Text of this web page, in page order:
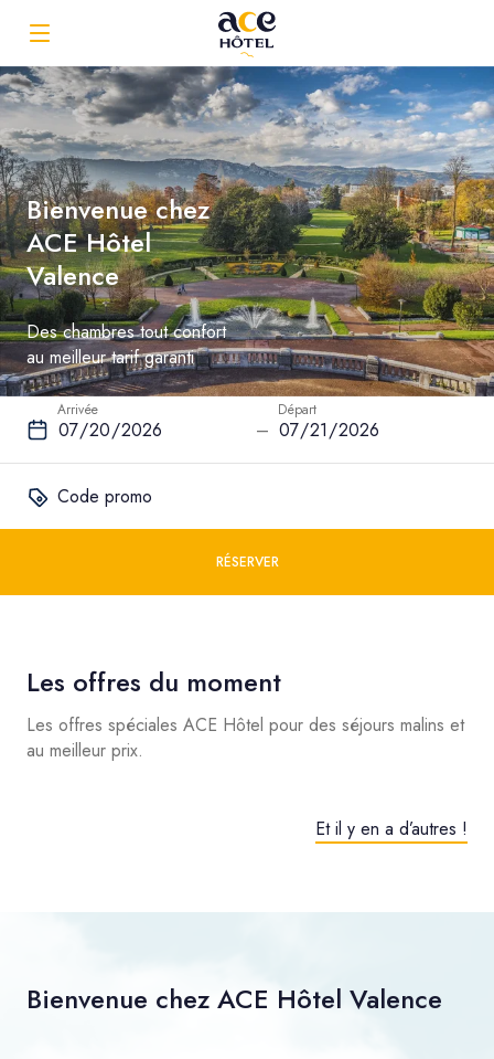
Bienvenue chez
ACE Hôtel
Valence
Des chambres tout confort
au meilleur tarif garanti
Arrivée
–
Départ
Code promo
RÉSERVER
Les offres du moment
Les offres spéciales ACE Hôtel pour des séjours malins et
au meilleur prix.
Et il y en a d’autres !
Bienvenue chez ACE Hôtel Valence